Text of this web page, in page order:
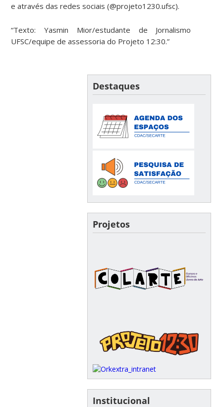
e através das redes sociais (@projeto1230.ufsc).
“Texto: Yasmin Mior/estudante de Jornalismo
UFSC/equipe de assessoria do Projeto 12:30.”
Destaques
Projetos
Institucional